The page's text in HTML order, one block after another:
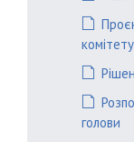
комітету
голови